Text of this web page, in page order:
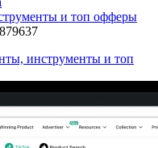
и топ офферы
инструменты и топ